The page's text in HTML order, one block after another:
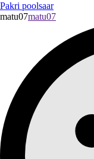
Pakri poolsaar
matu07matu07